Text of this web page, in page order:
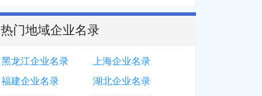
热门地域企业名录
黑龙江企业名录
上海企业名录
福建企业名录
湖北企业名录